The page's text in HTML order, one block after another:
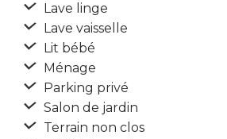
Lave linge
Lave vaisselle
Lit bébé
Ménage
Parking privé
Salon de jardin
Terrain non clos